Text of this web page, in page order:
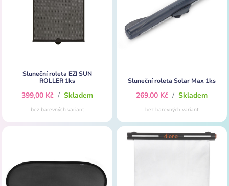
Sluneční roleta EZI SUN
ROLLER 1ks
399,00 Kč / Skladem
bez barevných variant
Sluneční roleta Solar Max 1ks
269,00 Kč / Skladem
bez barevných variant